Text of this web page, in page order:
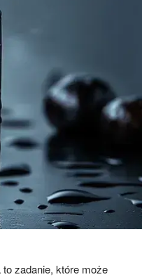
zadanie, które może